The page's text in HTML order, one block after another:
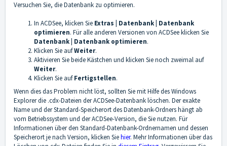
Versuchen Sie, die Datenbank zu optimieren.
In ACDSee, klicken Sie Extras | Datenbank | Datenbank
optimieren. Für alle anderen Versionen von ACDSee klicken Sie
Datenbank | Datenbank optimieren.
Klicken Sie aufWeiter.
Aktivieren Sie beide Kästchen und klicken Sie noch zweimal auf
Weiter.
Klicken Sie aufFertigstellen.
Wenn dies das Problem nicht löst, sollten Sie mit Hilfe des Windows
Explorer die .cdx-Dateien der ACDSee-Datenbank löschen. Der exakte
Name und der Standard-Speicherort des Datenbank-Ordners hängt ab
vom Betriebssystem und der ACDSee-Version, die Sie nutzen. Für
Informationen über den Standard-Datenbank-Ordnernamen und dessen
Speicherort je nach Version, klicken Siehier. Mehr Informationen über das